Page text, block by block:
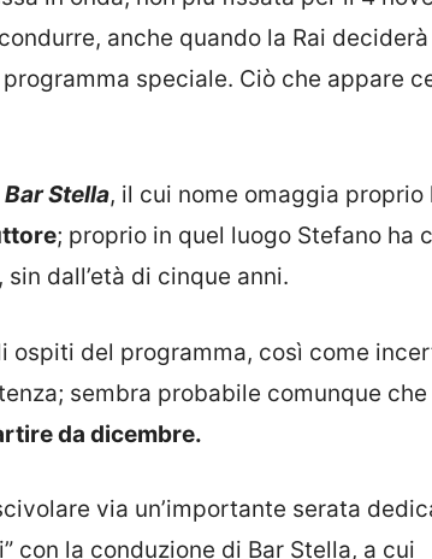
anche quando la Rai
speciale. Ciò che appare
Bar Stella, il cui nome omaggia proprio
; proprio in quel luogo Stefano ha
dall’età di cinque anni.
ospiti del programma, così come
sembra probabile comunque che
da dicembre.
via un’importante serata
con la conduzione di Bar Stella, a cui